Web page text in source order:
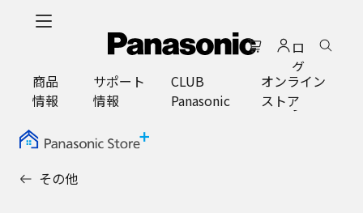
ロ
グ
イ
ン
商品
情報
サポート
情報
CLUB
Panasonic
オンライン
ストア
その他